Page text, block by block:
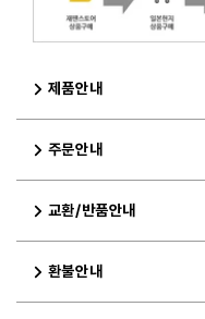
제품안내
주문안내
교환/반품안내
환불안내